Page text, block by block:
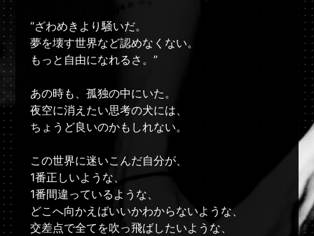
“ざわめきより騒いだ。
夢を壊す世界など認めなくない。
もっと自由になれるさ。”
あの時も、孤独の中にいた。
夜空に消えたい思考の犬には、
ちょうど良いのかもしれない。
この世界に迷いこんだ自分が、
1番正しいような、
1番間違っているような、
どこへ向かえばいいかわからないような、
交差点で全てを吹っ飛ばしたいような、